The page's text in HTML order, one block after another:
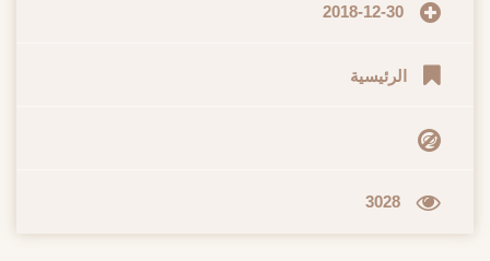
2018-12-30
الرئيسية
3028